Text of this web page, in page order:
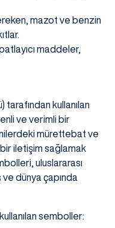
mazot ve benzin
maddeler,
tarafından kullanılan
ve verimli bir
mürettebat ve
bir iletişim sağlamak
uluslararası
dünya çapında
semboller: